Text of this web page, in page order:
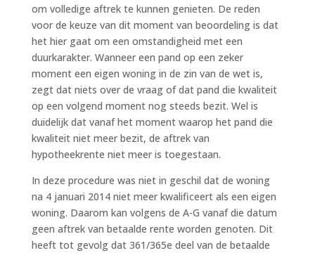
om volledige aftrek te kunnen genieten. De reden
voor de keuze van dit moment van beoordeling is dat
het hier gaat om een omstandigheid met een
duurkarakter. Wanneer een pand op een zeker
moment een eigen woning in de zin van de wet is,
zegt dat niets over de vraag of dat pand die kwaliteit
op een volgend moment nog steeds bezit. Wel is
duidelijk dat vanaf het moment waarop het pand die
kwaliteit niet meer bezit, de aftrek van
hypotheekrente niet meer is toegestaan.
In deze procedure was niet in geschil dat de woning
na 4 januari 2014 niet meer kwalificeert als een eigen
woning. Daarom kan volgens de A-G vanaf die datum
geen aftrek van betaalde rente worden genoten. Dit
heeft tot gevolg dat 361/365e deel van de betaalde